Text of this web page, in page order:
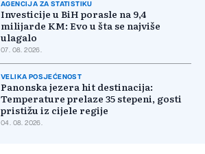
AGENCIJA ZA STATISTIKU
Investicije u BiH porasle na 9,4
milijarde KM: Evo u šta se najviše
ulagalo
07. 08. 2026.
VELIKA POSJEĆENOST
Panonska jezera hit destinacija:
Temperature prelaze 35 stepeni, gosti
pristižu iz cijele regije
04. 08. 2026.